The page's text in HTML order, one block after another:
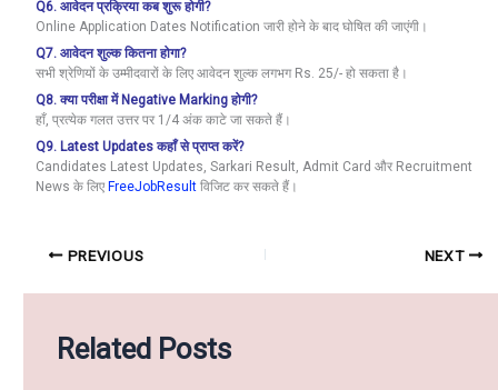
Q6. आवेदन प्रक्रिया कब शुरू होगी?
Online Application Dates Notification जारी होने के बाद घोषित की जाएंगी।
Q7. आवेदन शुल्क कितना होगा?
सभी श्रेणियों के उम्मीदवारों के लिए आवेदन शुल्क लगभग Rs. 25/- हो सकता है।
Q8. क्या परीक्षा में Negative Marking होगी?
हाँ, प्रत्येक गलत उत्तर पर 1/4 अंक काटे जा सकते हैं।
Q9. Latest Updates कहाँ से प्राप्त करें?
Candidates Latest Updates, Sarkari Result, Admit Card और Recruitment
News के लिए FreeJobResult विजिट कर सकते हैं।
PREVIOUS NEXT
Related Posts